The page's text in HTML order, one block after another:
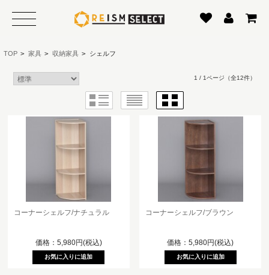
TOP > 家具 > 収納家具 > シェルフ
1 / 1ページ （全12件）
コーナーシェルフ/ナチュラル
価格：5,980円(税込)
コーナーシェルフ/ブラウン
価格：5,980円(税込)